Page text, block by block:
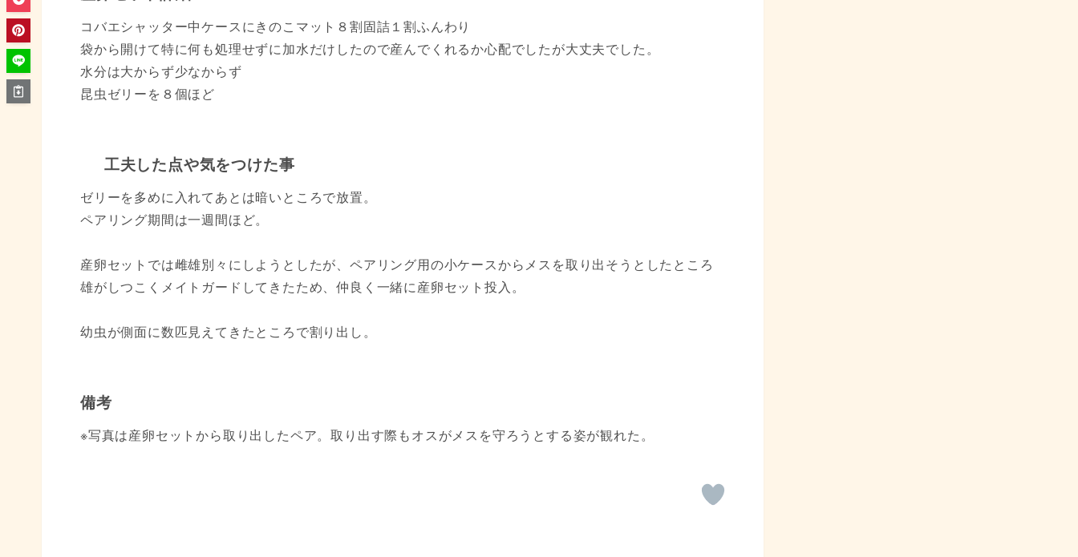
コバエシャッター中ケースにきのこマット８割固詰１割ふんわり
袋から開けて特に何も処理せずに加水だけしたので産んでくれるか心配でしたが大丈夫でした。
水分は大からず少なからず
昆虫ゼリーを８個ほど
工夫した点や気をつけた事
ゼリーを多めに入れてあとは暗いところで放置。
ペアリング期間は一週間ほど。
産卵セットでは雌雄別々にしようとしたが、ペアリング用の小ケースからメスを取り出そうとしたところ
雄がしつこくメイトガードしてきたため、仲良く一緒に産卵セット投入。
幼虫が側面に数匹見えてきたところで割り出し。
備考
※写真は産卵セットから取り出したペア。取り出す際もオスがメスを守ろうとする姿が観れた。